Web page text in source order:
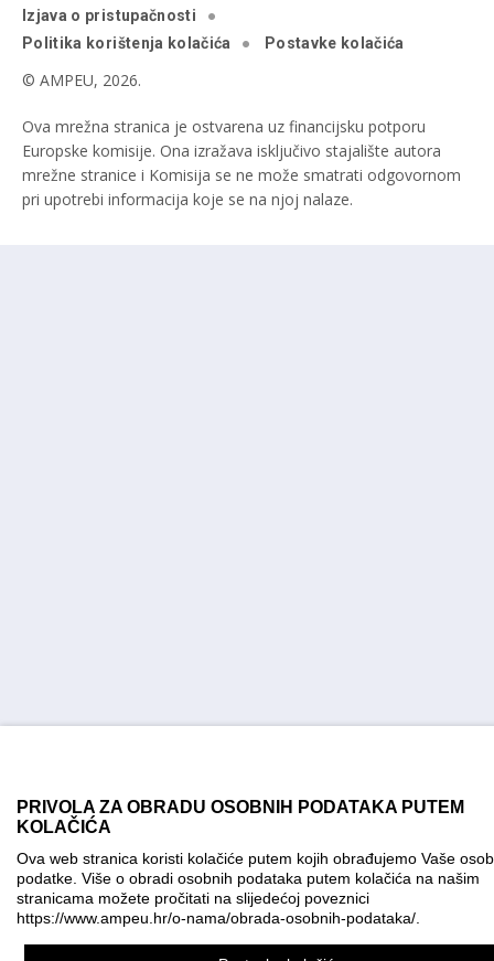
PRIVOLA ZA OBRADU OSOBNIH PODATAKA PUTEM
KOLAČIĆA
Ova web stranica koristi kolačiće putem kojih obrađujemo Vaše
podatke. Više o obradi osobnih podataka putem kolačića na našim
stranicama možete pročitati na slijedećoj poveznici
https://www.ampeu.hr/o-nama/obrada-osobnih-podataka/
Izjava o pristupačnosti
Politika korištenja kolačića
Postavke kolačića
© AMPEU, 2026.
Ova mrežna stranica je ostvarena uz financijsku potporu
Europske komisije. Ona izražava isključivo stajalište autora
mrežne stranice i Komisija se ne može smatrati odgovornom
pri upotrebi informacija koje se na njoj nalaze.